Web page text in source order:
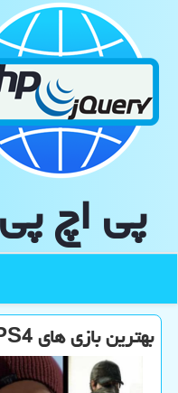
پی اچ
بهترین بازی های PS4 که باید بازی کنید